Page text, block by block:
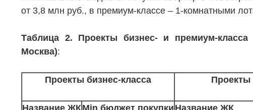
от 3,8 млн руб., в премиум-классе – 1-комнатными
Таблица 2. Проекты бизнес- и премиум-
Москва):
Проекты бизнес-класса Проекты
Название ЖКMin бюджет покупки Название ЖК